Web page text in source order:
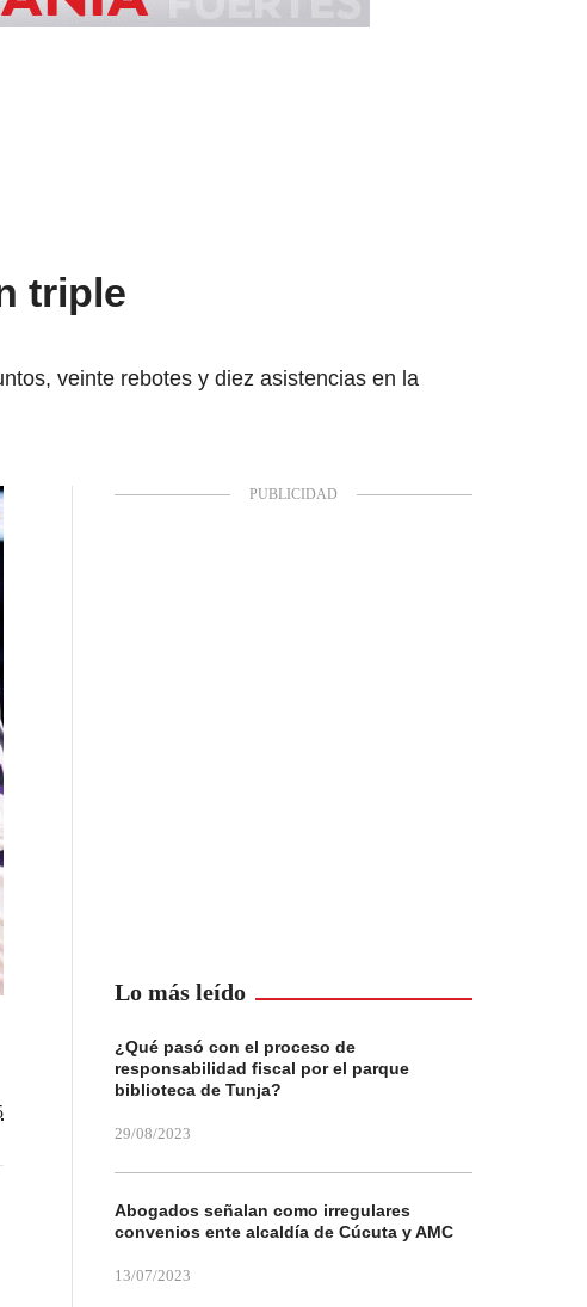
triple
veinte rebotes y diez asistencias en la
Lo más leído
¿Qué pasó con el proceso de
responsabilidad fiscal por el parque
biblioteca de Tunja?
29/08/2023
Abogados señalan como irregulares
convenios ente alcaldía de Cúcuta y AMC
13/07/2023